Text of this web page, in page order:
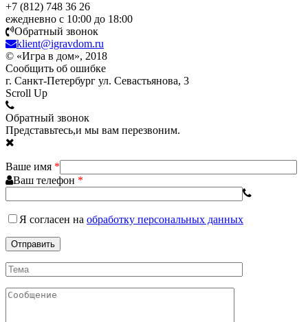
+7 (812) 748 36 26
ежедневно с 10:00 до 18:00
Обратный звонок
klient@igravdom.ru
© «Игра в дом», 2018
Сообщить об ошибке
г. Санкт-Петербург ул. Севастьянова, 3
Scroll Up
Обратный звонок
Представьтесь,и мы вам перезвоним.
Ваше имя *
Ваш телефон *
Я согласен на обработку персональных данных